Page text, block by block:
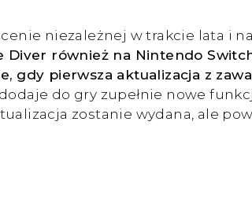
niezależnej w trakcie lata i
Diver również na Nintendo
gdy pierwsza aktualizacja z
do gry zupełnie nowe
zostanie wydana, ale